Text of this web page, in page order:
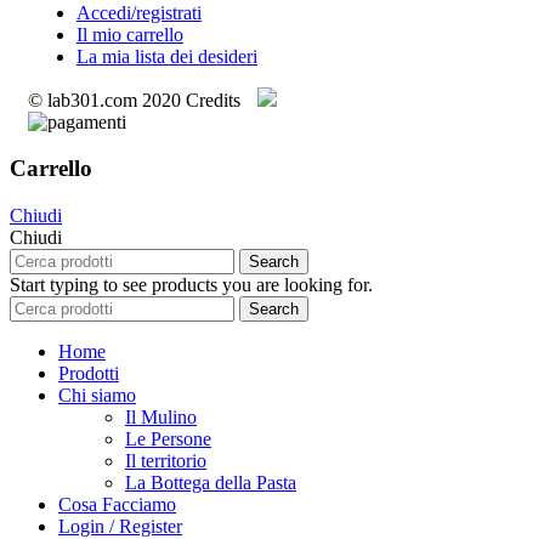
Accedi/registrati
Il mio carrello
La mia lista dei desideri
© lab301.com 2020 Credits
Carrello
Chiudi
Chiudi
Search
Start typing to see products you are looking for.
Search
Home
Prodotti
Chi siamo
Il Mulino
Le Persone
Il territorio
La Bottega della Pasta
Cosa Facciamo
Login / Register